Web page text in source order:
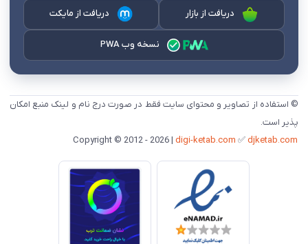
دریافت از بازار دریافت از مایکت
نسخه وب PWA
© استفاده از تصاویر و محتوای سایت فقط در صورت درج نام و لینک منبع امکان
پذیر است.
digi-ketab.com ✅djketab.com